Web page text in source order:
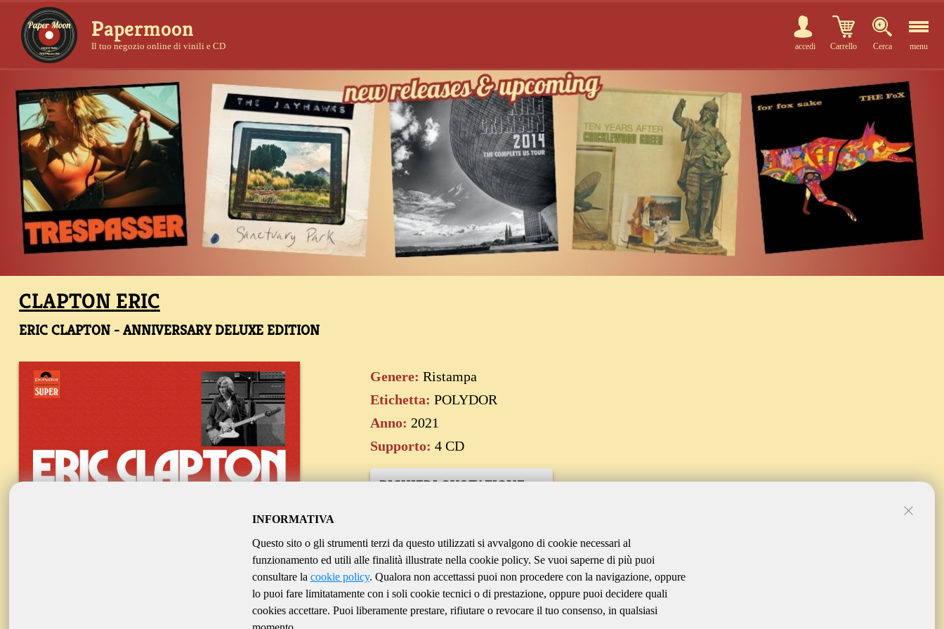
Papermoon
Il tuo negozio online di vinili e CD accedi Carrello Cerca menu
CLAPTON ERIC
ERIC CLAPTON - ANNIVERSARY DELUXE EDITION
Genere: Ristampa
Etichetta: POLYDOR
Anno: 2021
Supporto: 4 CD
RICHIEDI QUOTAZIONE
CONTATTACI
INFORMATIVA
Questo sito o gli strumenti terzi da questo utilizzati si avvalgono di cookie necessari al
funzionamento ed utili alle finalità illustrate nella cookie policy. Se vuoi saperne di più puoi
consultare la cookie policy. Qualora non accettassi puoi non procedere con la navigazione, oppure
lo puoi fare limitatamente con i soli cookie tecnici o di prestazione, oppure puoi decidere quali
cookies accettare. Puoi liberamente prestare, rifiutare o revocare il tuo consenso, in qualsiasi